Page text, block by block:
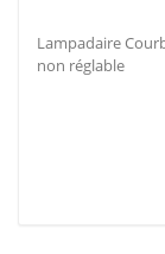
Lampadaire
non réglable